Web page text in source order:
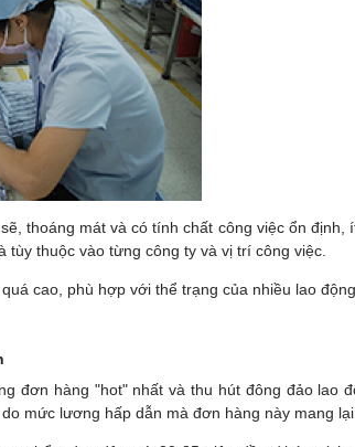
thoáng mát và có tính chất công việc ổn
thuộc vào từng công ty và vị trí công việc.
cao, phù hợp với thể trạng của nhiều lao
đơn hàng "hot" nhất và thu hút đông đảo lao
mức lương hấp dẫn mà đơn hàng này mang lại.